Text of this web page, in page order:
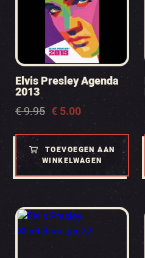
Elvis Presley Agenda
2013
€9.95
Oorspronkelijke
was:
€ 9.95.
€5.00
Huidige
is:
€ 5.00.
TOEVOEGEN AAN
WINKELWAGEN